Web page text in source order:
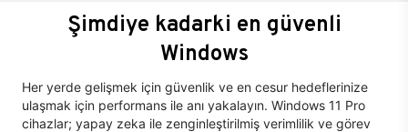
Şimdiye kadarki en güvenli
Windows
Her yerde gelişmek için güvenlik ve en cesur hedeflerinize
ulaşmak için performans ile anı yakalayın. Windows 11 Pro
cihazlar; yapay zeka ile zenginleştirilmiş verimlilik ve görev